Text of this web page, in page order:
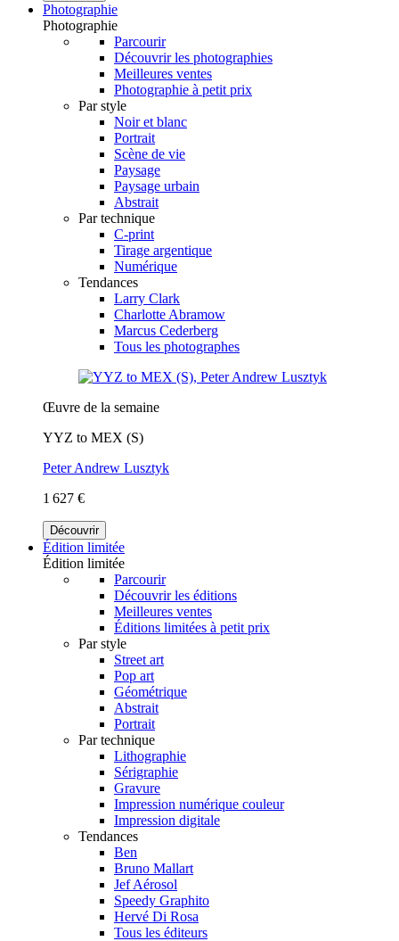
Photographie
Photographie
Parcourir
Découvrir les photographies
Meilleures ventes
Photographie à petit prix
Par style
Noir et blanc
Portrait
Scène de vie
Paysage
Paysage urbain
Abstrait
Par technique
C-print
Tirage argentique
Numérique
Tendances
Larry Clark
Charlotte Abramow
Marcus Cederberg
Tous les photographes
Œuvre de la semaine
YYZ to MEX (S)
Peter Andrew Lusztyk
1 627 €
Découvrir
Édition limitée
Édition limitée
Parcourir
Découvrir les éditions
Meilleures ventes
Éditions limitées à petit prix
Par style
Street art
Pop art
Géométrique
Abstrait
Portrait
Par technique
Lithographie
Sérigraphie
Gravure
Impression numérique couleur
Impression digitale
Tendances
Ben
Bruno Mallart
Jef Aérosol
Speedy Graphito
Hervé Di Rosa
Tous les éditeurs